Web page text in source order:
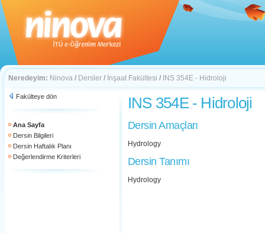
Neredeyim: Ninova / Dersler / İnşaat Fakültesi / INS 354E - Hidroloji
Fakülteye dön
Ana Sayfa
Dersin Bilgileri
Dersin Haftalık Planı
Değerlendirme Kriterleri
INS 354E - Hidroloji
Dersin Amaçları
Hydrology
Dersin Tanımı
Hydrology